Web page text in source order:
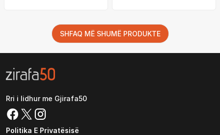
SHFAQ MË SHUMË PRODUKTE
Rri i lidhur me Gjirafa50
Politika E Privatësisë